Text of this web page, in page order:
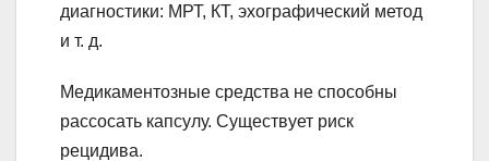
диагностики: МРТ, КТ, эхографический метод
и т. д.
Медикаментозные средства не способны
рассосать капсулу. Существует риск
рецидива.